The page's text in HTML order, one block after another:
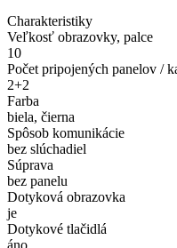
Charakteristiky
Veľkosť obrazovky, palce
10
Počet pripojených panelov /
2+2
Farba
biela, čierna
Spôsob komunikácie
bez slúchadiel
Súprava
bez panelu
Dotyková obrazovka
je
Dotykové tlačidlá